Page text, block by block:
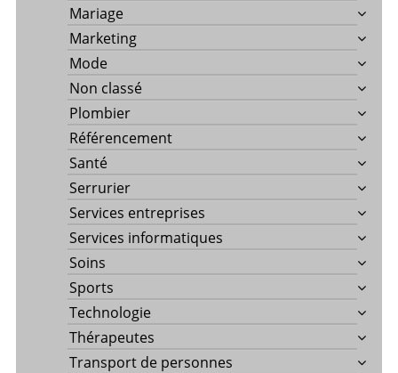
Mariage
Marketing
Mode
Non classé
Plombier
Référencement
Santé
Serrurier
Services entreprises
Services informatiques
Soins
Sports
Technologie
Thérapeutes
Transport de personnes